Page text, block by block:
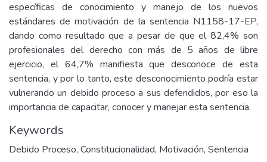
específicas de conocimiento y manejo de los nuevos
estándares de motivación de la sentencia N1158-17-EP,
dando como resultado que a pesar de que el 82,4% son
profesionales del derecho con más de 5 años de libre
ejercicio, el 64,7% manifiesta que desconoce de esta
sentencia, y por lo tanto, este desconocimiento podría estar
vulnerando un debido proceso a sus defendidos, por eso la
importancia de capacitar, conocer y manejar esta sentencia.
Keywords
Debido Proceso, Constitucionalidad, Motivación, Sentencia